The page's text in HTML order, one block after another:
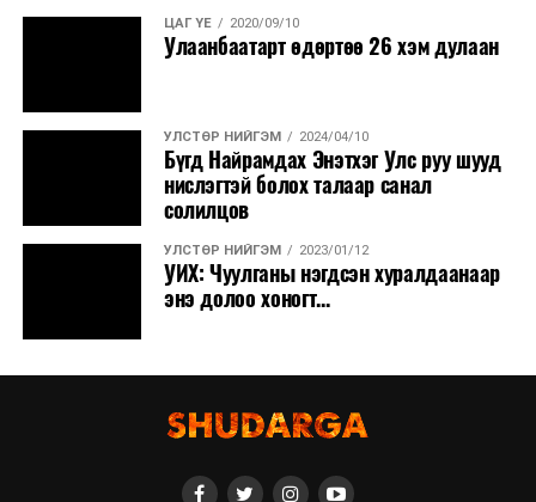
ЦАГ ҮЕ 2020/09/10
Улаанбаатарт өдөртөө 26 хэм дулаан
УЛСТӨР НИЙГЭМ 2024/04/10
Бүгд Найрамдах Энэтхэг Улс руу шууд
нислэгтэй болох талаар санал
солилцов
УЛСТӨР НИЙГЭМ 2023/01/12
УИХ: Чуулганы нэгдсэн хуралдаанаар
энэ долоо хоногт...